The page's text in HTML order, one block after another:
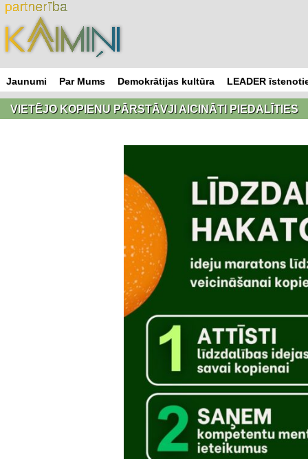
Skip
to
content
Jaunumi Par Mums Demokrātijas kultūra LEADER
VIETĒJO KOPIENU PĀRSTĀVJI AICINĀTI PIEDALĪTIES